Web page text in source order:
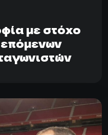
με στόχο
επόμενων